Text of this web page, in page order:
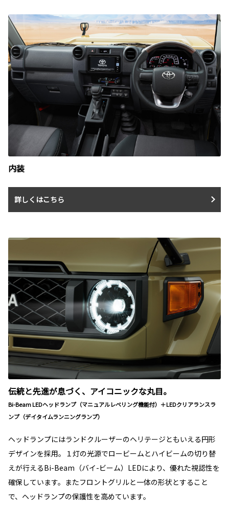
内装
詳しくはこちら
伝統と先進が息づく、アイコニックな丸目。
Bi-Beam LEDヘッドランプ（マニュアルレベリング機能付）＋LEDクリアランスラ
ンプ（デイタイムランニングランプ）
ヘッドランプにはランドクルーザーのヘリテージともいえる円形
デザインを採用。１灯の光源でロービームとハイビームの切り替
えが行えるBi-Beam（バイ-ビーム）LEDにより、優れた視認性を
確保しています。またフロントグリルと一体の形状とすること
で、ヘッドランプの保護性を高めています。